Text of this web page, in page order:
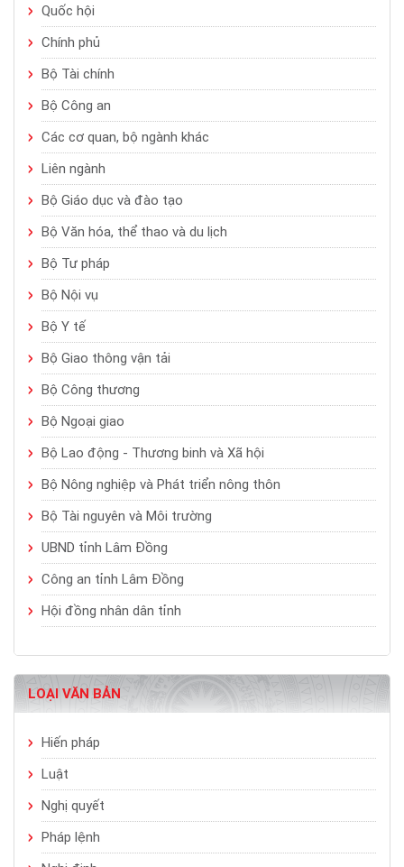
Quốc hội
Chính phủ
Bộ Tài chính
Bộ Công an
Các cơ quan, bộ ngành khác
Liên ngành
Bộ Giáo dục và đào tạo
Bộ Văn hóa, thể thao và du lịch
Bộ Tư pháp
Bộ Nội vụ
Bộ Y tế
Bộ Giao thông vận tải
Bộ Công thương
Bộ Ngoại giao
Bộ Lao động - Thương binh và Xã hội
Bộ Nông nghiệp và Phát triển nông thôn
Bộ Tài nguyên và Môi trường
UBND tỉnh Lâm Đồng
Công an tỉnh Lâm Đồng
Hội đồng nhân dân tỉnh
LOẠI VĂN BẢN
Hiến pháp
Luật
Nghị quyết
Pháp lệnh